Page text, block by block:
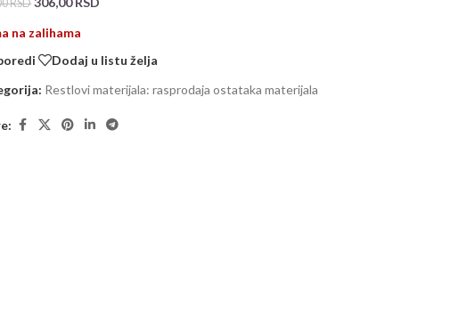
RSD
na zalihama
Dodaj u listu želja
Restlovi materijala: rasprodaja ostataka materijala